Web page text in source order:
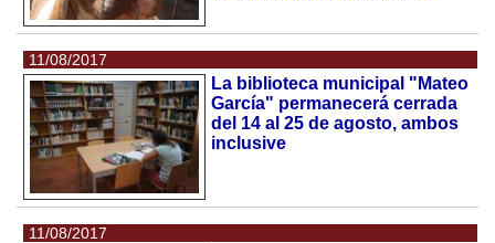
11/08/2017
La biblioteca municipal "Mateo
García" permanecerá cerrada
del 14 al 25 de agosto, ambos
inclusive
11/08/2017